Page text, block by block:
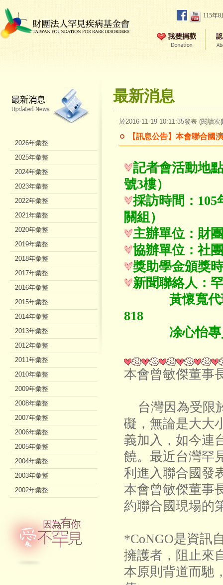
115年
最新消息
於2016-11-19 10:11:35發表 (閱讀次
【訊息公告】本會聯合國
記者會活動地
號3樓）
採訪時間：105
關組）
主辦單位：財
協辦單位：社
獎助學金頒獎
新聞聯絡人：
黃懷寬代理組
818
凃心怡專員
本會曾敏傑董事
台灣因為受限
礙，無論是大大
義加入，如今連
饒。最近台灣罕
利進入聯合國發
本會曾敏傑董事
約聯合國現場的
*CoNGO是資訊
擁護者，阻止來
本原則背道而馳
2026年彙整
2025年彙整
2024年彙整
2023年彙整
2022年彙整
2021年彙整
2020年彙整
2019年彙整
2018年彙整
2017年彙整
2016年彙整
2015年彙整
2014年彙整
2013年彙整
2012年彙整
2011年彙整
2010年彙整
2009年彙整
2008年彙整
2007年彙整
2006年彙整
2005年彙整
2004年彙整
2003年彙整
2002年彙整